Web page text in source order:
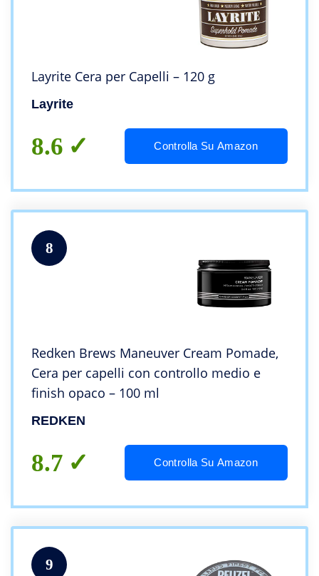
Layrite Cera per Capelli – 120 g
Layrite
8.6 Controlla Su Amazon
8
Redken Brews Maneuver Cream Pomade,
Cera per capelli con controllo medio e
finish opaco – 100 ml
REDKEN
8.7 Controlla Su Amazon
9